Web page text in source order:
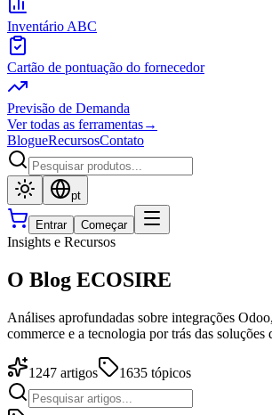
Inventário ABC
Cartão de pontuação do fornecedor
Previsão de Demanda
Ver todas as ferramentas→
BlogueRecursosContato
pt
Entrar Começar
Insights e Recursos
O Blog ECOSIRE
Análises aprofundadas sobre integrações
commerce e a tecnologia por trás das
1247 artigos 1635 tópicos